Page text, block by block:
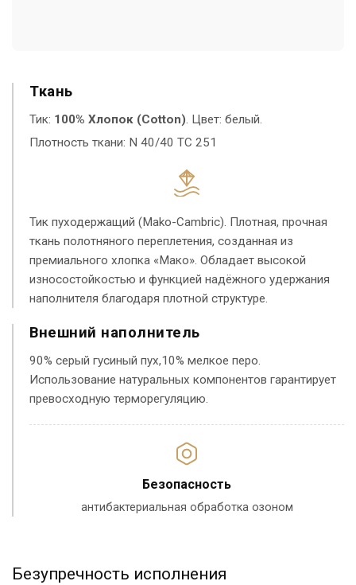
Ткань
Тик: 100% Хлопок (Cotton). Цвет: белый.
Плотность ткани: N 40/40 TC 251
Тик пуходержащий (Mako-Cambric). Плотная, прочная
ткань полотняного переплетения, созданная из
премиального хлопка «Мако». Обладает высокой
износостойкостью и функцией надёжного удержания
наполнителя благодаря плотной структуре.
Внешний наполнитель
90% серый гусиный пух,10% мелкое перо.
Использование натуральных компонентов гарантирует
превосходную терморегуляцию.
Безопасность
антибактериальная обработка озоном
Безупречность исполнения